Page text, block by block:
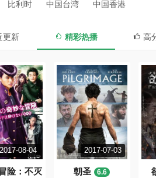
比利时 中国台湾 中国香港
更新 精彩热播 高
2017-08-04
险：不灭
2017-07-03
朝圣
6.6